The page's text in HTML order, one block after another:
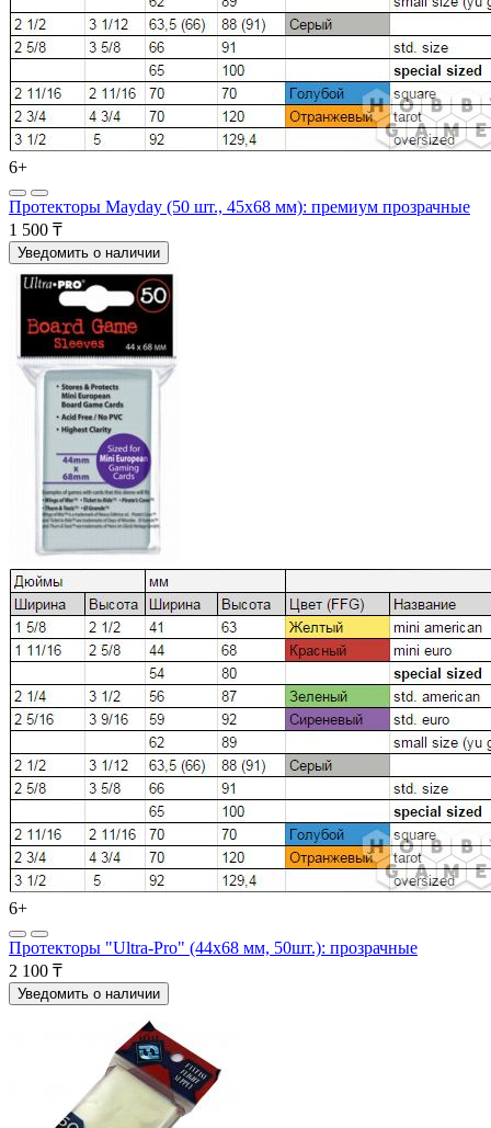
6+
Протекторы Mayday (50 шт., 45x68 мм): премиум прозрачные
1 500 ₸
Уведомить о наличии
6+
Протекторы "Ultra-Pro" (44x68 мм, 50шт.): прозрачные
2 100 ₸
Уведомить о наличии